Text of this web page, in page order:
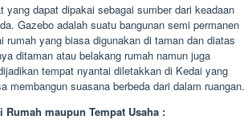
yang dapat dipakai sebagai sumber dari keadaan
Gazebo adalah suatu bangunan semi permanen
rumah yang biasa digunakan di taman dan diatas
ditaman atau belakang rumah namun juga
tempat nyantai diletakkan di Kedai yang
membangun suasana berbeda dari dalam ruangan.
Rumah maupun Tempat Usaha :